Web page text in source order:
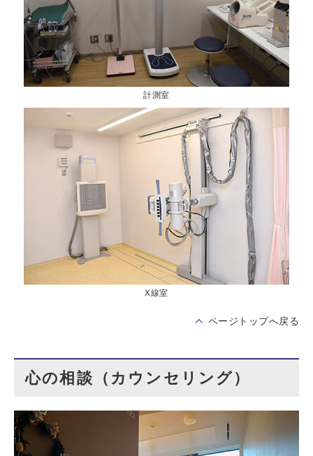
計測室
X線室
ページトップへ戻る
心の相談（カウンセリング）